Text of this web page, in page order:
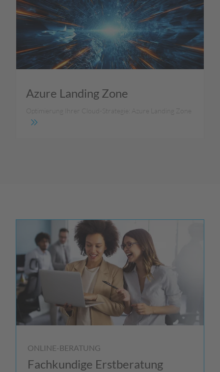
Azure Landing Zone
Optimierung Ihrer Cloud-Strategie: Azure Landing Zone
ONLINE-BERATUNG
Fachkundige Erstberatung